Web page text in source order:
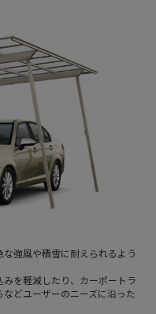
強風や積雪に耐えられるよう
を軽減したり、カーポートラ
どユーザーのニーズに沿った